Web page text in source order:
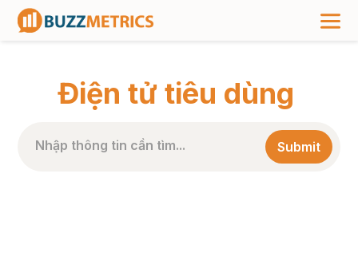
Điện tử tiêu dùng